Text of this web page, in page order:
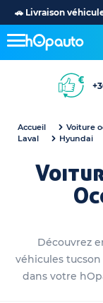
🚗 Livraison
Accueil Voiture
Laval
Hyundai
Découvrez
véhicules
dans votre
nos voitures